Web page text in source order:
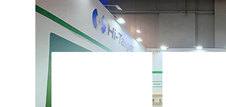
Tous les produits